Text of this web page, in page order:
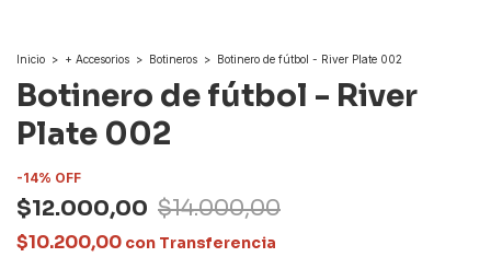
Inicio > + Accesorios > Botineros > Botinero de fútbol - River Plate 002
Botinero de fútbol - River
Plate 002
-14% OFF
$12.000,00 $14.000,00
$10.200,00 con Transferencia